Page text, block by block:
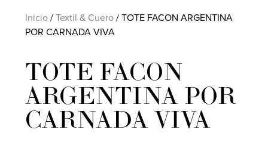
Inicio / Textil & Cuero / TOTE FACON ARGENTINA
POR CARNADA VIVA
TOTE FACON
ARGENTINA POR
CARNADA VIVA